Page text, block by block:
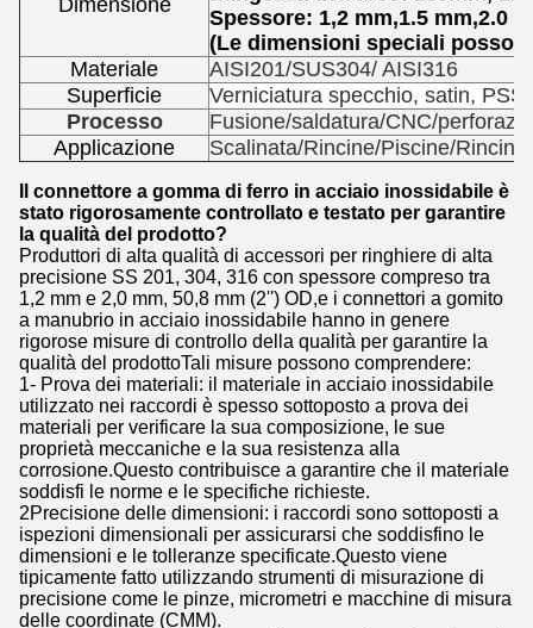
Dimensione
Spessore: 1,2 mm,1.5 mm,2.0
(Le dimensioni speciali
Materiale
AISI201/SUS304/ AISI316
Superficie
Verniciatura specchio, satin,
Processo
Fusione/saldatura/CNC/
Applicazione
Scalinata/Rincine/Piscine/
Il connettore a gomma di ferro in acciaio inossidabile è
stato rigorosamente controllato e testato per garantire
la qualità del prodotto?
Produttori di alta qualità di accessori per ringhiere di alta
precisione SS 201, 304, 316 con spessore compreso tra
1,2 mm e 2,0 mm, 50,8 mm (2'') OD,e i connettori a gomito
a manubrio in acciaio inossidabile hanno in genere
rigorose misure di controllo della qualità per garantire la
qualità del prodottoTali misure possono comprendere:
1- Prova dei materiali: il materiale in acciaio inossidabile
utilizzato nei raccordi è spesso sottoposto a prova dei
materiali per verificare la sua composizione, le sue
proprietà meccaniche e la sua resistenza alla
corrosione.Questo contribuisce a garantire che il materiale
soddisfi le norme e le specifiche richieste.
2Precisione delle dimensioni: i raccordi sono sottoposti a
ispezioni dimensionali per assicurarsi che soddisfino le
dimensioni e le tolleranze specificate.Questo viene
tipicamente fatto utilizzando strumenti di misurazione di
precisione come le pinze, micrometri e macchine di misura
delle coordinate (CMM).